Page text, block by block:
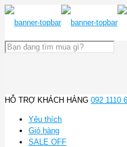
HỖ TRỢ KHÁCH HÀNG 092 1110
Yêu thích
Giỏ hàng
SALE OFF